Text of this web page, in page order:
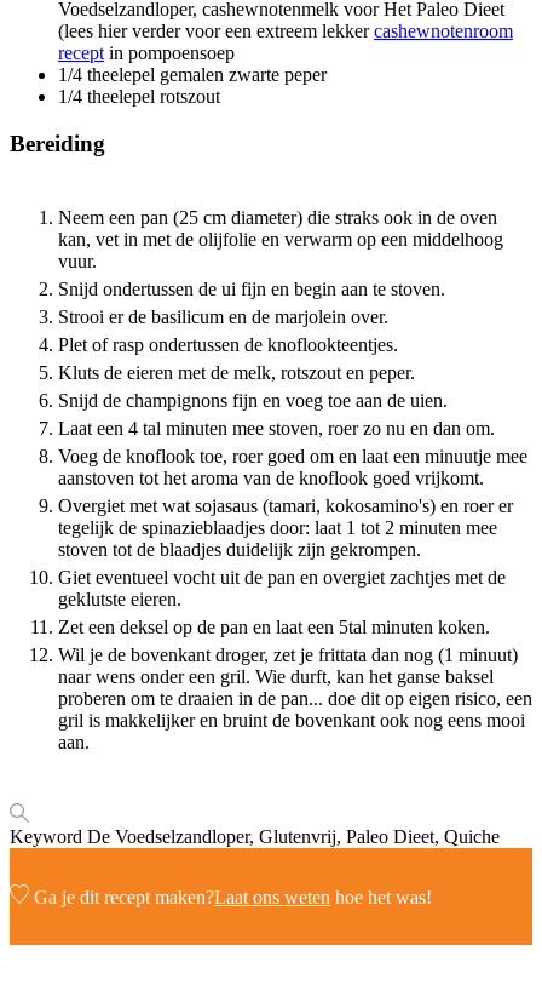
Voedselzandloper, cashewnotenmelk voor Het Paleo Dieet
(lees hier verder voor een extreem lekkercashewnotenroom
recept in pompoensoep
1/4 theelepel gemalen zwarte peper
1/4 theelepel rotszout
Bereiding
Neem een pan (25 cm diameter) die straks ook in de oven
kan, vet in met de olijfolie en verwarm op een middelhoog
vuur.
Snijd ondertussen de ui fijn en begin aan te stoven.
Strooi er de basilicum en de marjolein over.
Plet of rasp ondertussen de knoflookteentjes.
Kluts de eieren met de melk, rotszout en peper.
Snijd de champignons fijn en voeg toe aan de uien.
Laat een 4 tal minuten mee stoven, roer zo nu en dan om.
Voeg de knoflook toe, roer goed om en laat een minuutje mee
aanstoven tot het aroma van de knoflook goed vrijkomt.
Overgiet met wat sojasaus (tamari, kokosamino's) en roer er
tegelijk de spinazieblaadjes door: laat 1 tot 2 minuten mee
stoven tot de blaadjes duidelijk zijn gekrompen.
Giet eventueel vocht uit de pan en overgiet zachtjes met de
geklutste eieren.
Zet een deksel op de pan en laat een 5tal minuten koken.
Wil je de bovenkant droger, zet je frittata dan nog (1 minuut)
naar wens onder een gril. Wie durft, kan het ganse baksel
proberen om te draaien in de pan... doe dit op eigen risico, een
gril is makkelijker en bruint de bovenkant ook nog eens mooi
aan.
Keyword De Voedselzandloper, Glutenvrij, Paleo Dieet, Quiche
Ga je dit recept maken?Laat ons weten hoe het was!